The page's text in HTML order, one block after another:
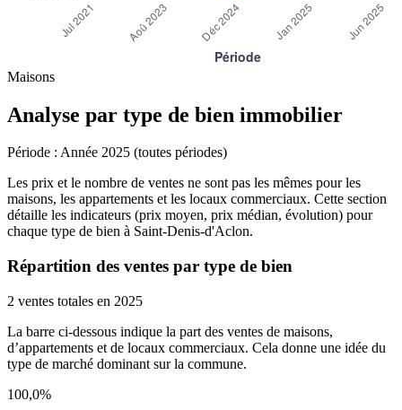
Maisons
Analyse par type de bien immobilier
Période : Année 2025 (toutes périodes)
Les prix et le nombre de ventes ne sont pas les mêmes pour les
maisons, les appartements et les locaux commerciaux. Cette section
détaille les indicateurs (prix moyen, prix médian, évolution) pour
chaque type de bien à Saint-Denis-d'Aclon.
Répartition des ventes par type de bien
2 ventes totales en 2025
La barre ci-dessous indique la part des ventes de maisons,
d’appartements et de locaux commerciaux. Cela donne une idée du
type de marché dominant sur la commune.
100,0%